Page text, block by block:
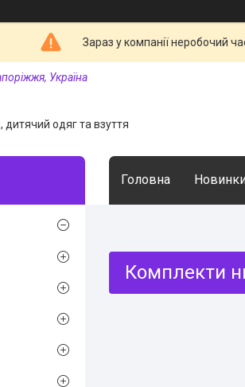
Зараз у компанії неробочий
Україна
дитячий одяг та взуття
Головна
Комплекти